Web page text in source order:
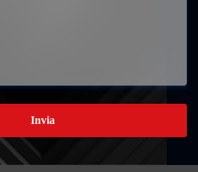
Invia